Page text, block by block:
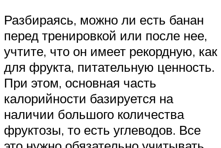
Разбираясь, можно ли есть банан
перед тренировкой или после нее,
учтите, что он имеет рекордную, как
для фрукта, питательную ценность.
При этом, основная часть
калорийности базируется на
наличии большого количества
фруктозы, то есть углеводов. Все